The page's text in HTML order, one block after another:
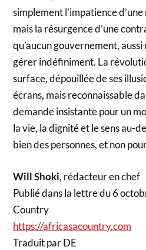
simplement l’impatience
mais la résurgence d’une
qu’aucun gouvernement,
gérer indéfiniment. La
surface, dépouillée de ses
écrans, mais reconnaissable
demande insistante pour un
la vie, la dignité et le sens au-
bien des personnes, et non
Will Shoki, rédacteur en chef
Publié dans la lettre du 6
Country
https://africasacountry.com
Traduit par DE